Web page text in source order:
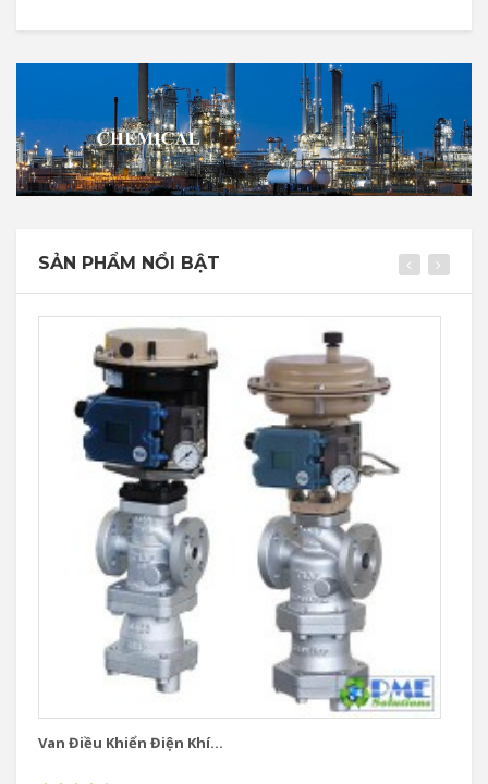
SẢN PHẨM NỔI BẬT
Van Điều Khiển Điện Khí...